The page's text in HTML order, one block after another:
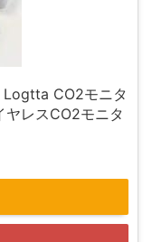
Logtta CO2モニタ
レスCO2モニタ